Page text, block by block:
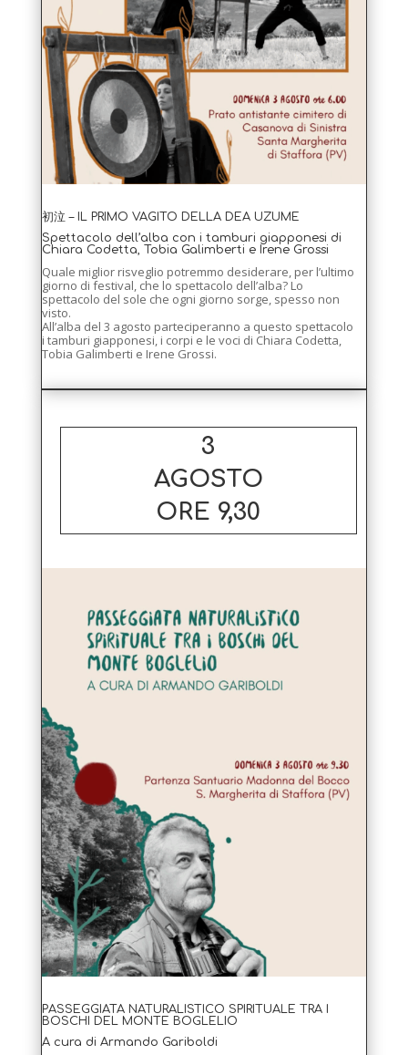
初泣 – IL PRIMO VAGITO DELLA DEA UZUME
Spettacolo dell’alba con i tamburi giapponesi di
Chiara Codetta, Tobia Galimberti e Irene Grossi
Quale miglior risveglio potremmo desiderare, per l’ultimo
giorno di festival, che lo spettacolo dell’alba? Lo
spettacolo del sole che ogni giorno sorge, spesso non
visto.
All’alba del 3 agosto parteciperanno a questo spettacolo
i tamburi giapponesi, i corpi e le voci di Chiara Codetta,
Tobia Galimberti e Irene Grossi.
3
AGOSTO
ORE 9,30
PASSEGGIATA NATURALISTICO SPIRITUALE TRA I
BOSCHI DEL MONTE BOGLELIO
A cura di Armando Gariboldi